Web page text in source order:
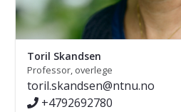
Toril Skandsen
Professor, overlege
toril.skandsen@ntnu.no
+4792692780